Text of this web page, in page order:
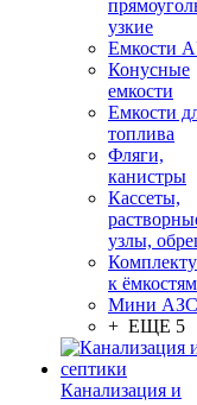
узкие
Емкости
Конусные
емкости
Емкости
топлива
Фляги,
канистры
Кассеты,
узлы,
к ёмкостям
Мини АЗС
+ ЕЩЕ 5
Канализация и